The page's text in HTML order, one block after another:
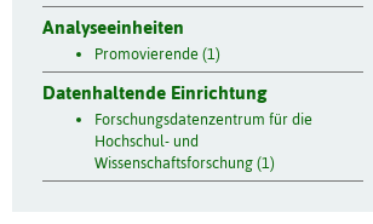
Analyseeinheiten
Promovierende (1)
Datenhaltende Einrichtung
Forschungsdatenzentrum für die
Hochschul- und
Wissenschaftsforschung (1)